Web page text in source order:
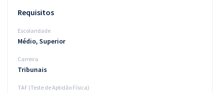
Requisitos
Escolaridade
Médio, Superior
Carreira
Tribunais
TAF (Teste de Aptidão Física)